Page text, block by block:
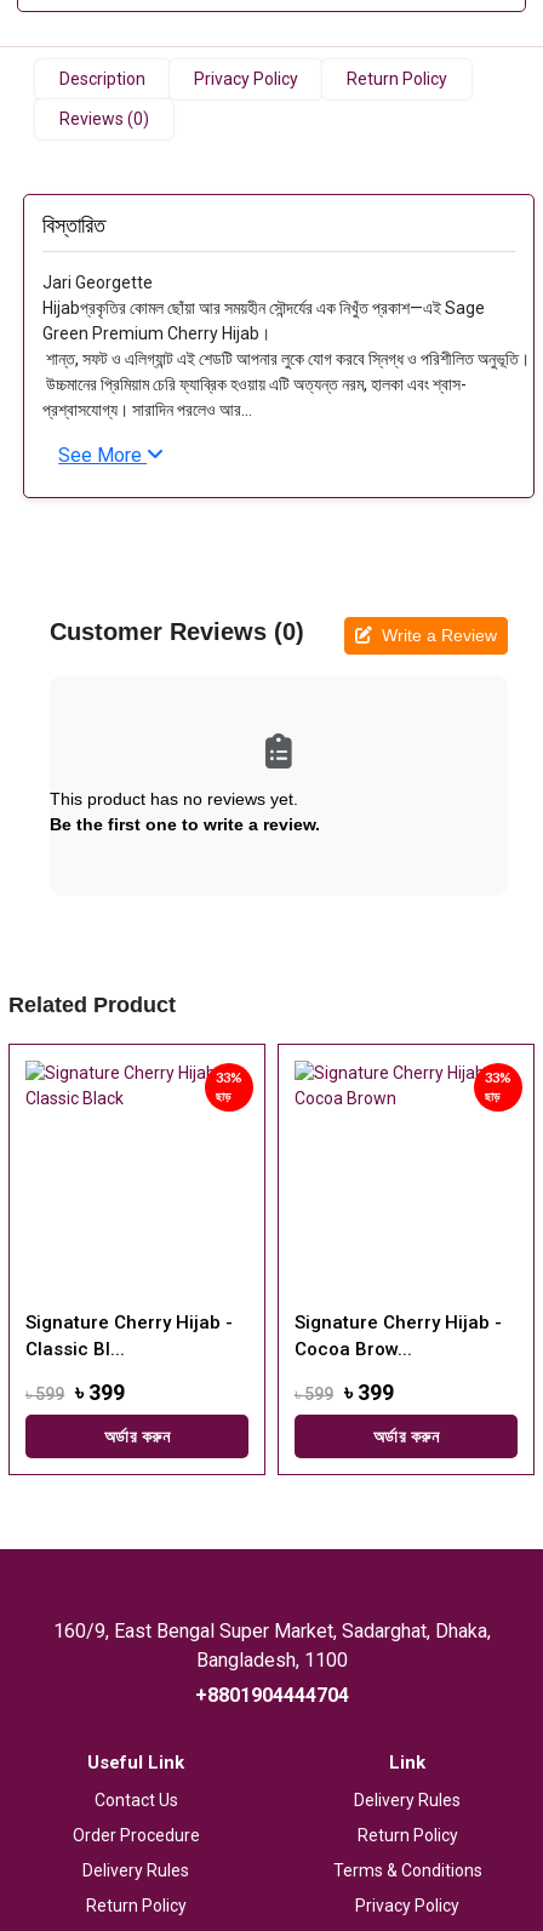
Description Privacy Policy Return Policy
Reviews (0)
বিস্তারিত
Jari Georgette
Hijabপ্রকৃতির কোমল ছোঁয়া আর সময়হীন সৌন্দর্যের এক নিখুঁত প্রকাশ—এই Sage
Green Premium Cherry Hijab।
শান্ত, সফট ও এলিগ্যান্ট এই শেডটি আপনার লুকে যোগ করবে স্নিগ্ধ ও পরিশীলিত অনুভূতি।
উচ্চমানের প্রিমিয়াম চেরি ফ্যাব্রিক হওয়ায় এটি অত্যন্ত নরম, হালকা এবং শ্বাস-
প্রশ্বাসযোগ্য। সারাদিন পরলেও আর...
See More
Customer Reviews (0) Write a Review
This product has no reviews yet.
Be the first one to write a review.
Related Product
33%
ছাড়
Signature Cherry Hijab -
Classic Bl...
৳ 599 ৳ 399
অর্ডার করুন
33%
ছাড়
Signature Cherry Hijab -
Cocoa Brow...
৳ 599 ৳ 399
অর্ডার করুন
160/9, East Bengal Super Market, Sadarghat, Dhaka,
Bangladesh, 1100
+8801904444704
Useful Link
Contact Us
Order Procedure
Delivery Rules
Return Policy
Link
Delivery Rules
Return Policy
Terms & Conditions
Privacy Policy